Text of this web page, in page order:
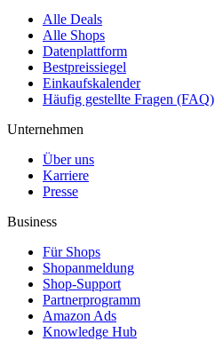
Alle Deals
Alle Shops
Datenplattform
Bestpreissiegel
Einkaufskalender
Häufig gestellte Fragen (FAQ)
Unternehmen
Über uns
Karriere
Presse
Business
Für Shops
Shopanmeldung
Shop-Support
Partnerprogramm
Amazon Ads
Knowledge Hub